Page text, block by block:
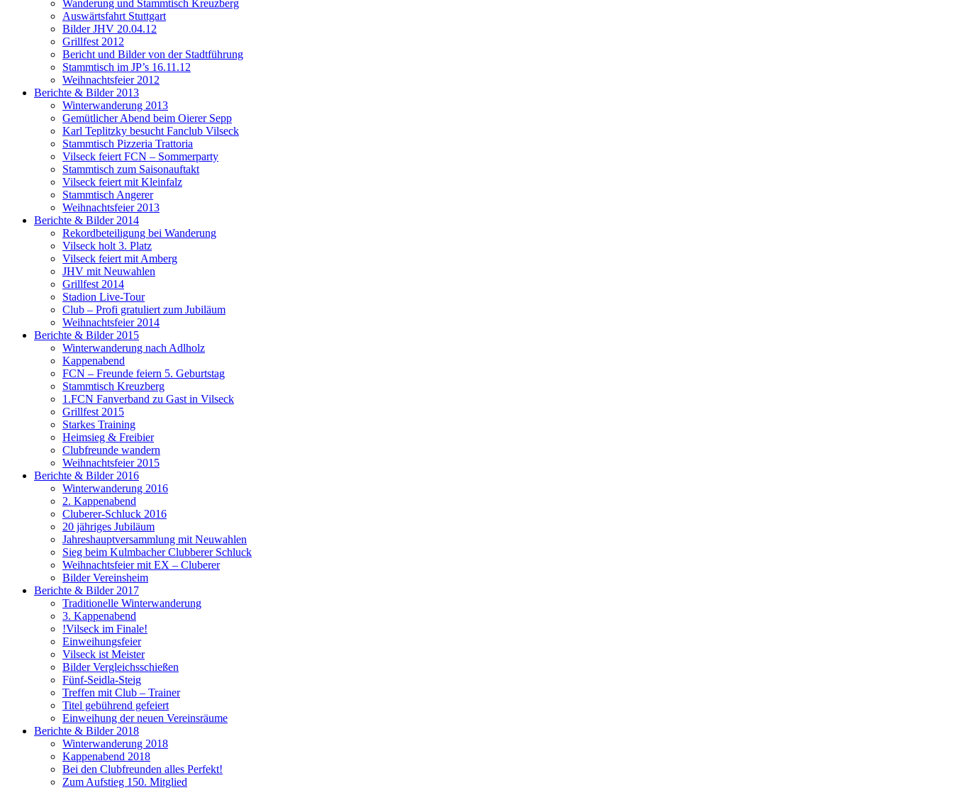
Wanderung und Stammtisch Kreuzberg
Auswärtsfahrt Stuttgart
Bilder JHV 20.04.12
Grillfest 2012
Bericht und Bilder von der Stadtführung
Stammtisch im JP’s 16.11.12
Weihnachtsfeier 2012
Berichte & Bilder 2013
Winterwanderung 2013
Gemütlicher Abend beim Oierer Sepp
Karl Teplitzky besucht Fanclub Vilseck
Stammtisch Pizzeria Trattoria
Vilseck feiert FCN – Sommerparty
Stammtisch zum Saisonauftakt
Vilseck feiert mit Kleinfalz
Stammtisch Angerer
Weihnachtsfeier 2013
Berichte & Bilder 2014
Rekordbeteiligung bei Wanderung
Vilseck holt 3. Platz
Vilseck feiert mit Amberg
JHV mit Neuwahlen
Grillfest 2014
Stadion Live-Tour
Club – Profi gratuliert zum Jubiläum
Weihnachtsfeier 2014
Berichte & Bilder 2015
Winterwanderung nach Adlholz
Kappenabend
FCN – Freunde feiern 5. Geburtstag
Stammtisch Kreuzberg
1.FCN Fanverband zu Gast in Vilseck
Grillfest 2015
Starkes Training
Heimsieg & Freibier
Clubfreunde wandern
Weihnachtsfeier 2015
Berichte & Bilder 2016
Winterwanderung 2016
2. Kappenabend
Cluberer-Schluck 2016
20 jähriges Jubiläum
Jahreshauptversammlung mit Neuwahlen
Sieg beim Kulmbacher Clubberer Schluck
Weihnachtsfeier mit EX – Cluberer
Bilder Vereinsheim
Berichte & Bilder 2017
Traditionelle Winterwanderung
3. Kappenabend
!Vilseck im Finale!
Einweihungsfeier
Vilseck ist Meister
Bilder Vergleichsschießen
Fünf-Seidla-Steig
Treffen mit Club – Trainer
Titel gebührend gefeiert
Einweihung der neuen Vereinsräume
Berichte & Bilder 2018
Winterwanderung 2018
Kappenabend 2018
Bei den Clubfreunden alles Perfekt!
Zum Aufstieg 150. Mitglied